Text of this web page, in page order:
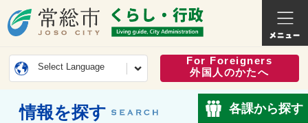
常総市公式ホームページ
くらし
Select Language
For Foreigners
外国人のかたへ
情報を探す 各課から探す